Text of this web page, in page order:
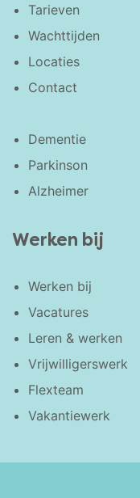
Tarieven
Wachttijden
Locaties
Contact
Dementie
Parkinson
Alzheimer
Werken bij
Werken bij
Vacatures
Leren & werken
Vrijwilligerswerk
Flexteam
Vakantiewerk